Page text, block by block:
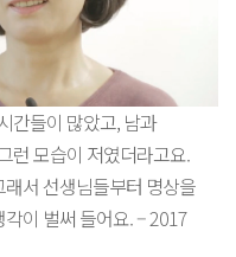
간들이 많았고, 남과
런 모습이 저였더라고요.
서 선생님들부터 명상을
이 벌써 들어요. – 2017